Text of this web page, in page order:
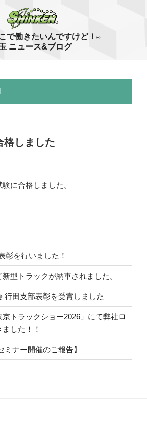
で働きたいんですけど！ ®
ニュース&ブログ
格しました
に合格しました。
彰を行いました！
型トラックが納車されました。
行田支部表彰を受賞しました
トラックショー2026」にて弊社ロ
した！！
ミナー開催のご報告】